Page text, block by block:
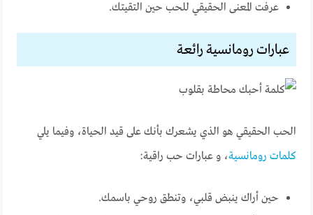
عرفت المعنى الحقيقي للحب حين التقيتك.
عبارات رومانسية رائعة
الحب الحقيقي هو الذي يشعرك بأنك على قيد الحياة، وفيما يلي
كلمات رومانسية، و عبارات حب راقية:
حين أراك ينبض قلبي، وتنطق روحي باسمك.